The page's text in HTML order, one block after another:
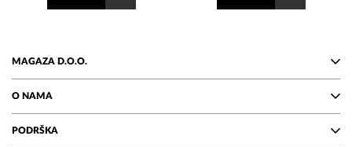
MAGAZA D.O.O.
O NAMA
PODRŠKA